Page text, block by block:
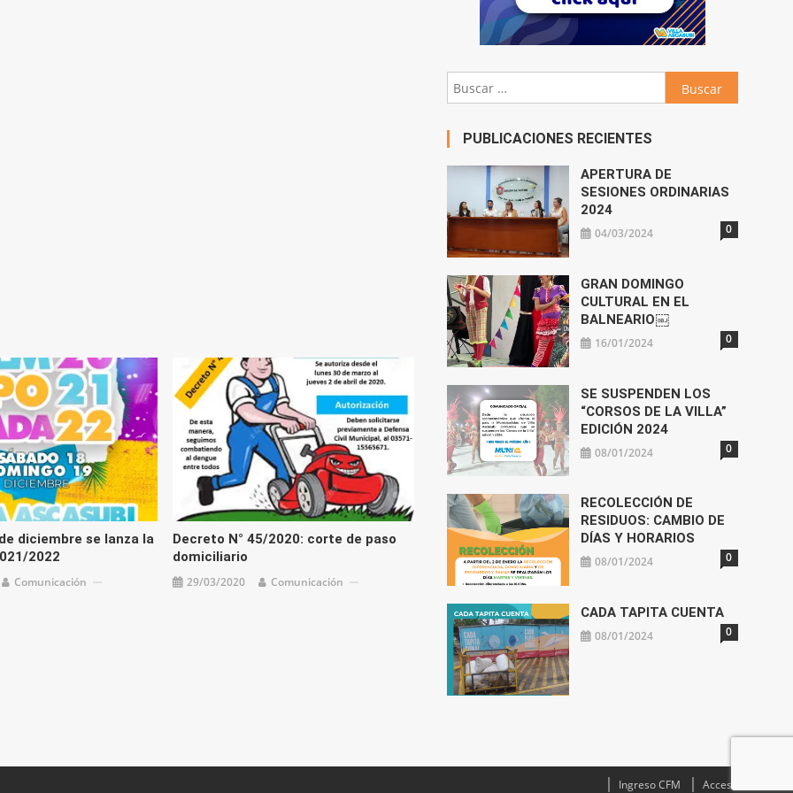
diciembre se lanza la
2022
Comunicación
Decreto N° 45/2020: corte de paso
domiciliario
29/03/2020 Comunicación
Buscar:
PUBLICACIONES RECIENTES
APERTURA DE
SESIONES ORDINARIAS
2024
04/03/2024 0
GRAN DOMINGO
CULTURAL EN EL
BALNEARIO￼
16/01/2024 0
SE SUSPENDEN LOS
“CORSOS DE LA VILLA”
EDICIÓN 2024
08/01/2024 0
RECOLECCIÓN DE
RESIDUOS: CAMBIO DE
DÍAS Y HORARIOS
08/01/2024 0
CADA TAPITA CUENTA
08/01/2024 0
Ingreso CFM Acceso